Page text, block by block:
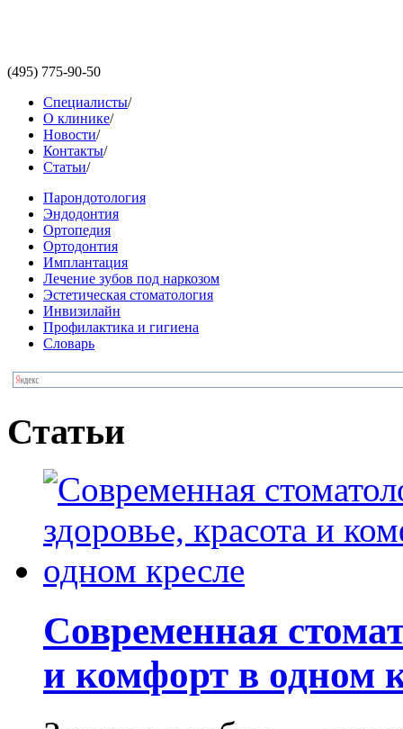
(495) 775-90-50
Специалисты/
О клинике/
Новости/
Контакты/
Статьи/
Парондотология
Эндодонтия
Ортопедия
Ортодонтия
Имплантация
Лечение зубов под наркозом
Эстетическая стоматология
Инвизилайн
Профилактика и гигиена
Словарь
Статьи
Современная
и комфорт в одном